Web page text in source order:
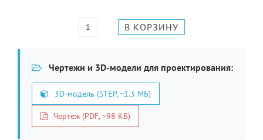
Чертежи и 3D-модели для проектирования:
3D-модель (STEP, ~1.3 МБ)
Чертеж (PDF, ~98 КБ)